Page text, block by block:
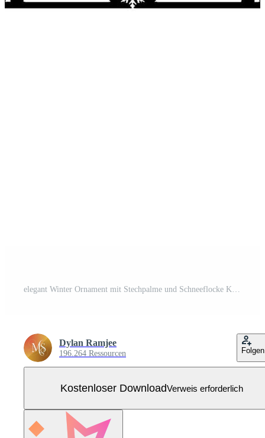
elegant Winter Ornament mit Stechpalme und Schneeflocke Kostenloser Vektor
Dylan Ramjee
196.264 Ressourcen Folgen
Kostenloser DownloadVerweis erforderlich